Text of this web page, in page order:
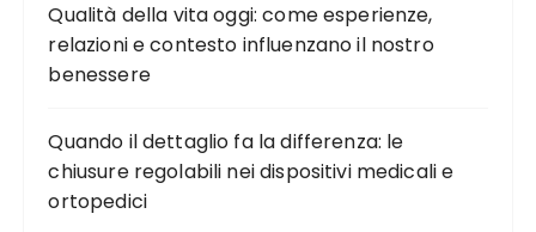
Qualità della vita oggi: come esperienze,
relazioni e contesto influenzano il nostro
benessere
Quando il dettaglio fa la differenza: le
chiusure regolabili nei dispositivi medicali e
ortopedici